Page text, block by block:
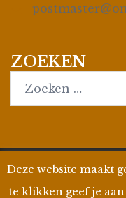
ZOEKEN
© 2026Onno Kleyn|
Privacyverklaring|
Deze website maakt
te klikken geef je